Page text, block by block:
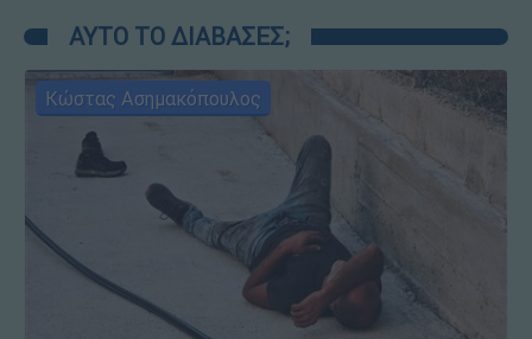
ΑΥΤΟ ΤΟ ΔΙΑΒΑΣΕΣ;
Κώστας Ασημακόπουλος